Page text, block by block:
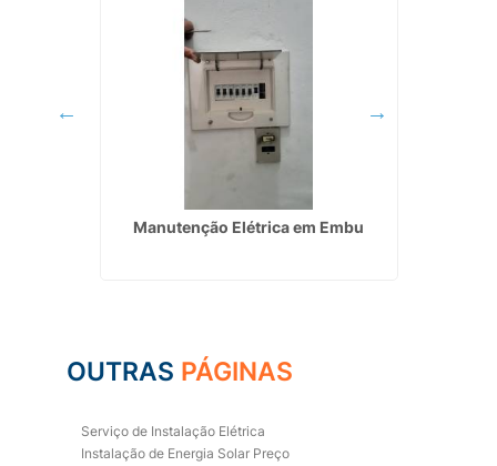
Manutenção Elétrica em Embu
OUTRAS PÁGINAS
Serviço de Instalação Elétrica
Instalação de Energia Solar Preço